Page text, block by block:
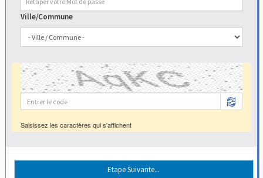
Ville/Commune
Saisissez les caractères qui s'affichent
Etape Suivante...